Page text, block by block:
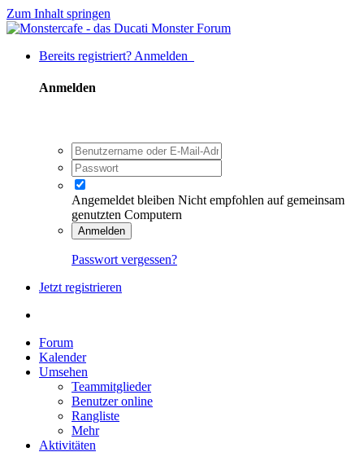
Zum Inhalt springen
Bereits registriert? Anmelden
Anmelden
Angemeldet bleiben Nicht empfohlen auf gemeinsam
genutzten Computern
Anmelden
Passwort vergessen?
Jetzt registrieren
Forum
Kalender
Umsehen
Teammitglieder
Benutzer online
Rangliste
Mehr
Aktivitäten